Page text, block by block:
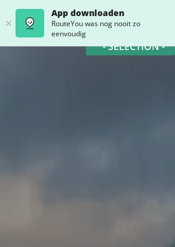
App downloaden
RouteYou was nog nooit zo
eenvoudig
- SELECTION -